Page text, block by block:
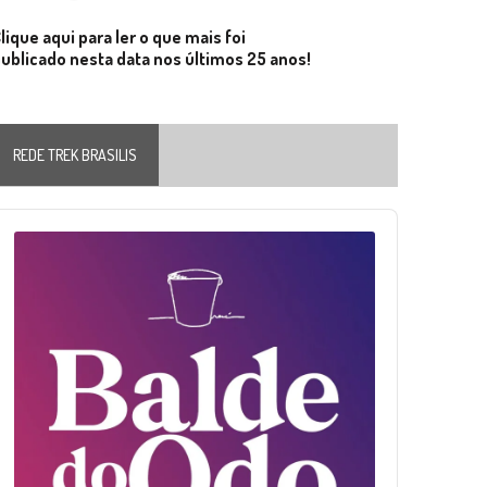
aqui para ler o que mais foi
nesta data nos últimos 25 anos!
REDE TREK BRASILIS
Player